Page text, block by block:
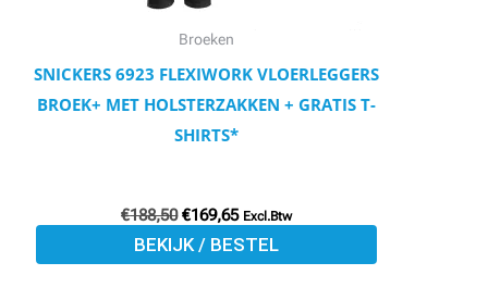
Broeken
SNICKERS 6923 FLEXIWORK VLOERLEGGERS
BROEK+ MET HOLSTERZAKKEN + GRATIS T-
SHIRTS*
€188,50 €169,65 Excl.Btw
BEKIJK / BESTEL
worden
op
de
productpagina